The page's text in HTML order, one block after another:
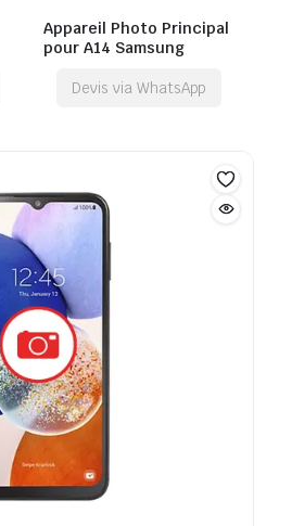
Appareil Photo Principal
pour A14 Samsung
Devis via WhatsApp